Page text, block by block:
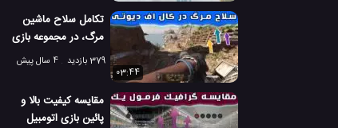
تکامل سلاح ماشین
مرگ، در مجموعه بازی
های کال اف دیوتی
379 بازدید
4 سال پیش
03:44
مقایسه کیفیت بالا و
پائین بازی اتومبیل